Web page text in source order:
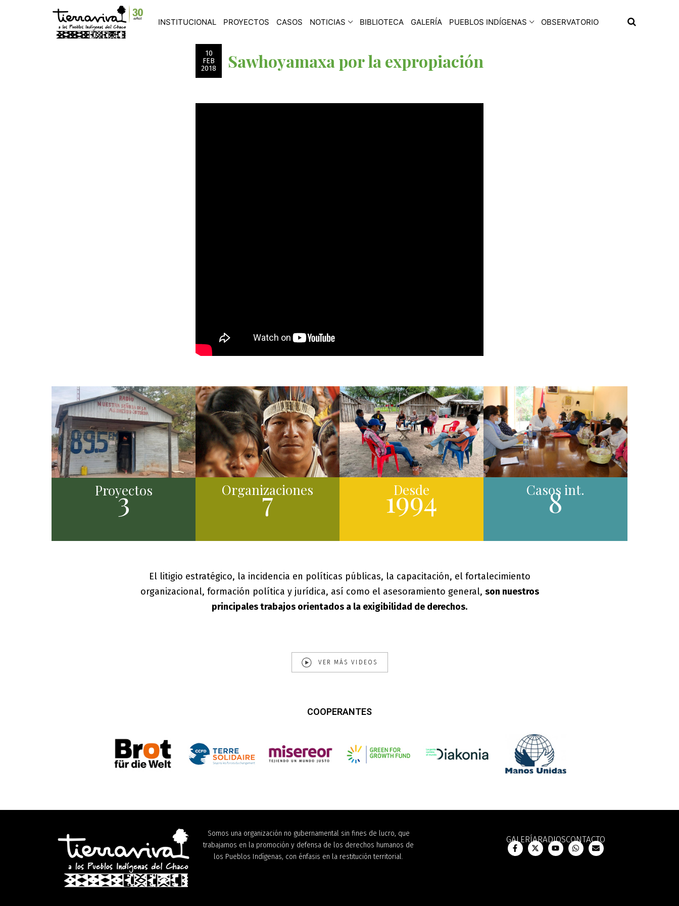
INSTITUCIONAL PROYECTOS CASOS NOTICIAS BIBLIOTECA GALERÍA PUEBLOS INDÍGENAS OBSERVATORIO
10
FEB
2018
Sawhoyamaxa por la expropiación
Proyectos
3 Organizaciones
7 Desde
1994 Casos int.
8
El litigio estratégico, la incidencia en políticas públicas, la capacitación, el fortalecimiento
organizacional, formación política y jurídica, así como el asesoramiento general, son nuestros
principales trabajos orientados a la exigibilidad de derechos.
VER MÁS VIDEOS
COOPERANTES
Somos una organización no gubernamental sin fines de lucro, que
trabajamos en la promoción y defensa de los derechos humanos de
los Pueblos Indígenas, con énfasis en la restitución territorial.
GALERÍARADIOSCONTACTO